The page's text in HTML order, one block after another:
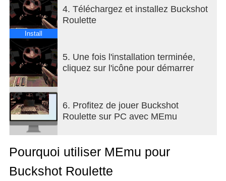
Install
4. Téléchargez et installez Buckshot
Roulette
5. Une fois l'installation terminée,
cliquez sur l'icône pour démarrer
6. Profitez de jouer Buckshot
Roulette sur PC avec MEmu
Pourquoi utiliser MEmu pour
Buckshot Roulette